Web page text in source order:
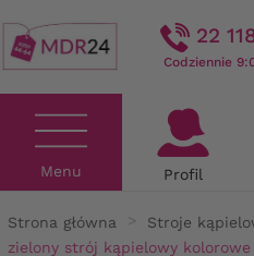
22
Codziennie
Menu Profil
Strona główna Stroje
zielony strój kąpielowy